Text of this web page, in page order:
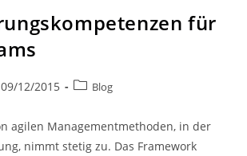
für
09/12/2015 Blog
agilen Managementmethoden, in der
nimmt stetig zu. Das Framework